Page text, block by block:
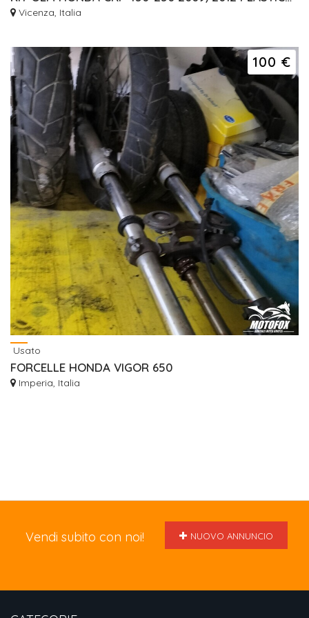
Vicenza, Italia
100 €
Usato
FORCELLE HONDA VIGOR 650
Imperia, Italia
Vendi subito con noi! NUOVO ANNUNCIO